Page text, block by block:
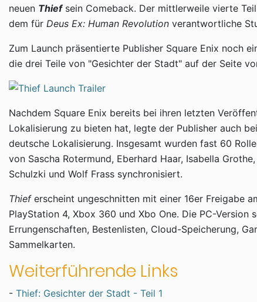
neuen Thiefsein Comeback. Der mittlerweile vierte
dem für Deus Ex: Human Revolution verantwortliche
Zum Launch präsentierte Publisher Square Enix noch
die drei Teile von "Gesichter der Stadt" auf der Seite
Nachdem Square Enix bereits bei ihren letzten
Lokalisierung zu bieten hat, legte der Publisher auch bei
deutsche Lokalisierung. Insgesamt wurden fast 60
von Sascha Rotermund, Eberhard Haar, Isabella
Schulzki und Wolf Frass synchronisiert.
Thieferscheint ungeschnitten mit einer 16er Freigabe
PlayStation 4, Xbox 360 und Xbo One. Die PC-
Errungenschaften, Bestenlisten, Cloud-Speicherung,
Sammelkarten.
Weiterführende Links
- Thief: Gesichter der Stadt - Teil 1